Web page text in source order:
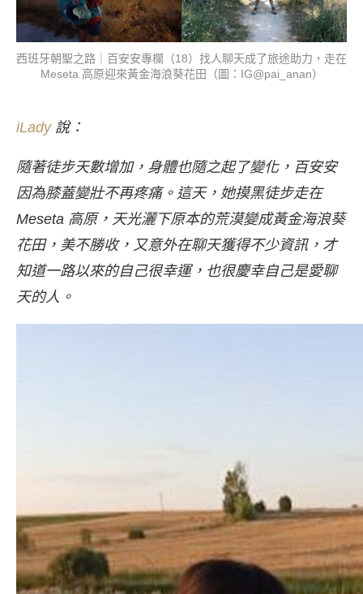
西班牙朝聖之路｜百安安專欄（18）找人聊天成了旅途助力，走在
Meseta 高原迎來黃金海浪葵花田（圖：IG@pai_anan）
iLady說：
隨著徒步天數增加，身體也隨之起了變化，百安安
因為膝蓋變壯不再疼痛。這天，她摸黑徒步走在
Meseta 高原，天光灑下原本的荒漠變成黃金海浪葵
花田，美不勝收，又意外在聊天獲得不少資訊，才
知道一路以來的自己很幸運，也很慶幸自己是愛聊
天的人。